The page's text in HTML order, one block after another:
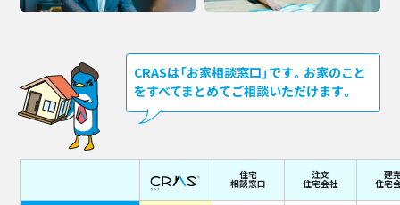
CRASは「お家相談窓口」です。お家のこと
をすべてまとめてご相談いただけます。
住宅
相談窓口
注文
住宅会社
建
住宅